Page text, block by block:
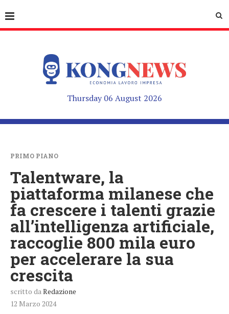
Thursday 06 August 2026
PRIMO PIANO
Talentware, la
piattaforma milanese che
fa crescere i talenti grazie
all’intelligenza artificiale,
raccoglie 800 mila euro
per accelerare la sua
crescita
scritto da Redazione
12 Marzo 2024